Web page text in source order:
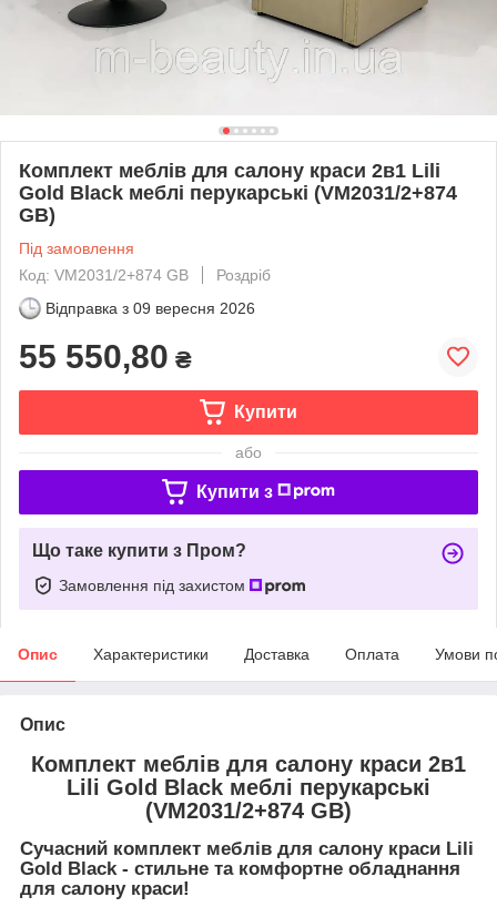
Комплект меблів для салону краси 2в1 Lili
Gold Black меблі перукарські (VM2031/2+874
GB)
Під замовлення
Код: VM2031/2+874 GB
Роздріб
Відправка з 09 вересня 2026
55 550,80 ₴
Купити
або
Купити з
Що таке купити з Пром?
Замовлення під захистом
Опис Характеристики Доставка Оплата Умови
Опис
Комплект меблів для салону краси 2в1
Lili Gold Black меблі перукарські
(VM2031/2+874 GB)
Сучасний комплект меблів для салону краси Lili
Gold Black - стильне та комфортне обладнання
для салону краси!